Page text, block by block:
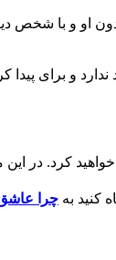
او و با شخص
و برای پیدا
کرد. در این
کنید به چرا